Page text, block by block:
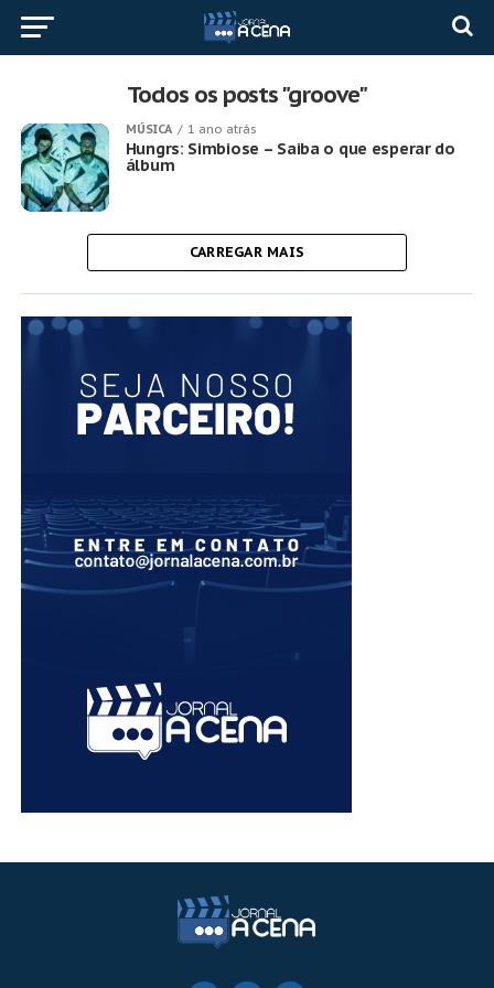
Todos os posts "groove"
MÚSICA 1 ano atrás
Hungrs: Simbiose – Saiba o que esperar do
álbum
CARREGAR MAIS